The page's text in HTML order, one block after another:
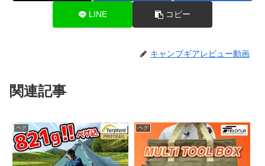
LINE コピー
キャンプギアレビュー動画
関連記事
ペグ ペグ